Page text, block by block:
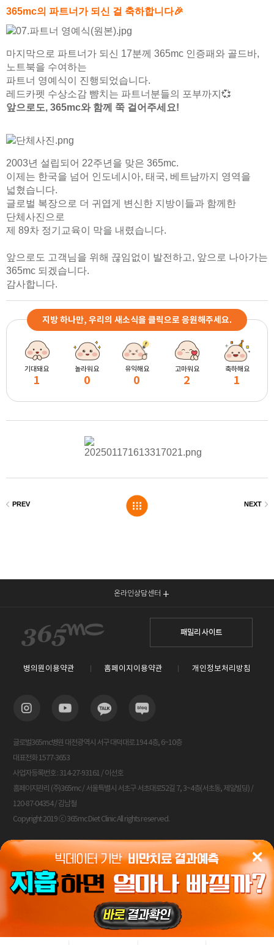
365mc의 파트너가 되신 걸 축하합니다🎉
마지막으로 파트너가 되신 17분께 365mc 인증패와 골드바,
노트북을 수여하는
파트너 영예식이 진행되었습니다.
레드카펫 수상소감 뺨치는 파트너분들의 포부까지💞
앞으로도, 365mc와 함께 쭉 걸어주세요!
2003년 설립되어 22주년을 맞은 365mc.
이제는 한국을 넘어 인도네시아, 태국, 베트남까지 영역을
넓혔습니다.
글로벌 복장으로 더 귀엽게 변신한 지방이들과 함께한
단체사진으로
제 89차 정기교육이 막을 내렸습니다.
앞으로도 고객님을 위해 끊임없이 발전하고, 앞으로 나아가는
365mc 되겠습니다.
감사합니다.
지방 하나만, 우리의 새소식을 클릭으로 응원해주세요.
기대돼요
1
놀라워요
0
유익해요
0
고마워요
2
축하해요
1
온라인상담센터
패밀리 사이트
병의원이용약관 홈페이지이용약관 개인정보처리방침
글로벌365mc병원 대전광역시 서구 대덕대로 194 4층, 6~10층
대표전화 1577-3653
사업자등록번호 : 314-27-93161 / 이선호
홈페이지관리 (주)365mc / 서울특별시 서초구 서초대로52길 7, 3~4층(서초동, 제일빌딩) /
120-87-04354 / 김남철
Copyright 2019 ⓒ 365mc Diet Clinic All rights reserved.